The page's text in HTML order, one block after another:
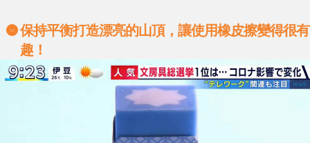
保持平衡打造漂亮的山頂，讓使用橡皮擦變得很有
趣！